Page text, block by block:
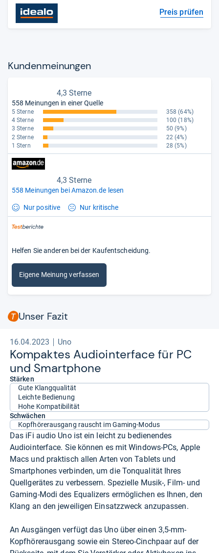
Preis prüfen
Kun­den­mei­nun­gen
4,3 Sterne
558 Meinungen in einer Quelle
5 Sterne 358 (64%)
4 Sterne
100 (18%)
3 Sterne
50 (9%)
2 Sterne
22 (4%)
1 Stern
28 (5%)
4,3 Sterne
558 Meinungen bei Amazon.de lesen
Nur positive Nur kritische
Helfen Sie anderen bei der Kaufentscheidung.
Eigene Meinung verfassen
Unser Fazit
16.04.2023 Uno
Kom­pak­tes Audioin­ter­face für PC
und Smart­phone
Stärken
Gute Klangqualität
Leichte Bedienung
Hohe Kompatibilität
Schwächen
Kopfhörerausgang rauscht im Gaming-Modus
Das iFi audio Uno ist ein leicht zu bedienendes
Audiointerface. Sie können es mit Windows-PCs, Apple
Macs und praktisch allen Arten von Tablets und
Smartphones verbinden, um die Tonqualität Ihres
Quellgerätes zu verbessern. Spezielle Musik-, Film- und
Gaming-Modi des Equalizers ermöglichen es Ihnen, den
Klang an den jeweiligen Einsatzzweck anzupassen.
An Ausgängen verfügt das Uno über einen 3,5-mm-
Kopfhörerausgang sowie ein Stereo-Cinchpaar auf der